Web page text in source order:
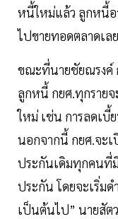
หนี้ใหม่แล้ว ลูกหนี้อ
ไปขายทอดตลาดเ
ขณะที่นายชัยณรงค์
ลูกหนี้ กยศ.ทุกราย
ใหม่ เช่น การลดเบี้
นอกจากนี้ กยศ.จะเ
ประกันเดิมทุกคนที่
ประกัน โดยจะเริ่ม
เป็นต้นไป” นายสัต